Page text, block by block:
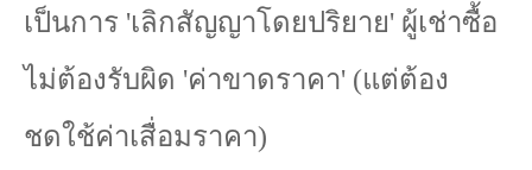
เป็นการ 'เลิกสัญญาโดยปริยาย' ผู้เช่าซื้อ
ไม่ต้องรับผิด 'ค่าขาดราคา' (แต่ต้อง
ชดใช้ค่าเสื่อมราคา)